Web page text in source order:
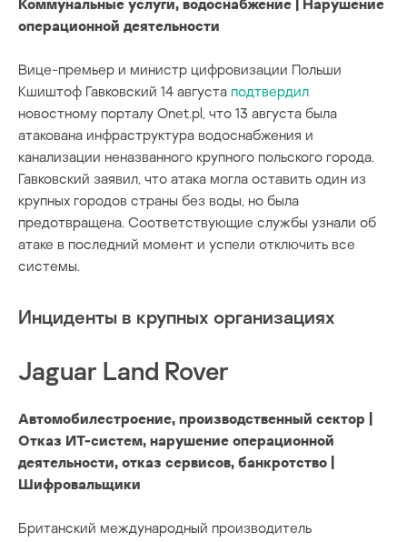
Коммунальные услуги, водоснабжение | Нарушение
операционной деятельности
Вице-премьер и министр цифровизации Польши
Кшиштоф Гавковский 14 августа подтвердил
новостному порталу Onet.pl, что 13 августа была
атакована инфраструктура водоснабжения и
канализации неназванного крупного польского города.
Гавковский заявил, что атака могла оставить один из
крупных городов страны без воды, но была
предотвращена. Соответствующие службы узнали об
атаке в последний момент и успели отключить все
системы.
Инциденты в крупных организациях
Jaguar Land Rover
Автомобилестроение, производственный сектор |
Отказ ИТ-систем, нарушение операционной
деятельности, отказ сервисов, банкротство |
Шифровальщики
Британский международный производитель